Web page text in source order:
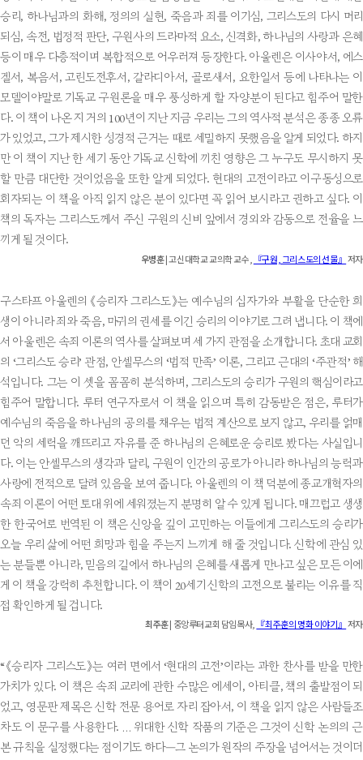
승리, 하나님과의 화해, 정의의 실현, 죽음과 죄를 이기심, 그리스도의 다시 머리
되심, 속전, 법정적 판단, 구원사의 드라마적 요소, 신격화, 하나님의 사랑과 은혜
등이 매우 다층적이며 복합적으로 어우러져 등장한다. 아울렌은 이사야서, 에스
겔서, 복음서, 고린도전후서, 갈라디아서, 골로새서, 요한일서 등에 나타나는 이
모델이야말로 기독교 구원론을 매우 풍성하게 할 자양분이 된다고 힘주어 말한
다. 이 책이 나온 지 거의 100년이 지난 지금 우리는 그의 역사적 분석은 종종 오류
가 있었고, 그가 제시한 성경적 근거는 때로 세밀하지 못했음을 알게 되었다. 하지
만 이 책이 지난 한 세기 동안 기독교 신학에 끼친 영향은 그 누구도 무시하지 못
할 만큼 대단한 것이었음을 또한 알게 되었다. 현대의 고전이라고 이구동성으로
회자되는 이 책을 아직 읽지 않은 분이 있다면 꼭 읽어 보시라고 권하고 싶다. 이
책의 독자는 그리스도께서 주신 구원의 신비 앞에서 경외와 감동으로 전율을 느
끼게 될 것이다.
우병훈| 고신대학교 교의학 교수, 『구원, 그리스도의 선물』 저자
구스타프 아울렌의 《승리자 그리스도》는 예수님의 십자가와 부활을 단순한 희
생이 아니라 죄와 죽음, 마귀의 권세를 이긴 승리의 이야기로 그려 냅니다. 이 책에
서 아울렌은 속죄 이론의 역사를 살펴보며 세 가지 관점을 소개합니다. 초대 교회
의 ‘그리스도 승리’ 관점, 안셀무스의 ‘법적 만족’ 이론, 그리고 근대의 ‘주관적’ 해
석입니다. 그는 이 셋을 꼼꼼히 분석하며, 그리스도의 승리가 구원의 핵심이라고
힘주어 말합니다. 루터 연구자로서 이 책을 읽으며 특히 감동받은 점은, 루터가
예수님의 죽음을 하나님의 공의를 채우는 법적 계산으로 보지 않고, 우리를 얽매
던 악의 세력을 깨뜨리고 자유를 준 하나님의 은혜로운 승리로 봤다는 사실입니
다. 이는 안셀무스의 생각과 달리, 구원이 인간의 공로가 아니라 하나님의 능력과
사랑에 전적으로 달려 있음을 보여 줍니다. 아울렌의 이 책 덕분에 종교개혁자의
속죄 이론이 어떤 토대 위에 세워졌는지 분명히 알 수 있게 됩니다. 매끄럽고 생생
한 한국어로 번역된 이 책은 신앙을 깊이 고민하는 이들에게 그리스도의 승리가
오늘 우리 삶에 어떤 희망과 힘을 주는지 느끼게 해 줄 것입니다. 신학에 관심 있
는 분들뿐 아니라, 믿음의 길에서 하나님의 은혜를 새롭게 만나고 싶은 모든 이에
게 이 책을 강력히 추천합니다. 이 책이 20세기 신학의 고전으로 불리는 이유를 직
접 확인하게 될 겁니다.
최주훈| 중앙루터교회 담임목사, 『최주훈의 명화 이야기』 저자
“《승리자 그리스도》는 여러 면에서 ‘현대의 고전’이라는 과한 찬사를 받을 만한
가치가 있다. 이 책은 속죄 교리에 관한 수많은 에세이, 아티클, 책의 출발점이 되
었고, 영문판 제목은 신학 전문 용어로 자리 잡아서, 이 책을 읽지 않은 사람들조
차도 이 문구를 사용한다. … 위대한 신학 작품의 기준은 그것이 신학 논의의 근
본 규칙을 설정했다는 점이기도 하다―그 논의가 원작의 주장을 넘어서는 것이더